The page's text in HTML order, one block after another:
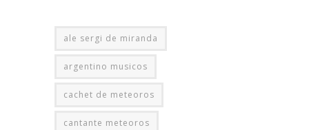
ale sergi de miranda
argentino musicos
cachet de meteoros
cantante meteoros